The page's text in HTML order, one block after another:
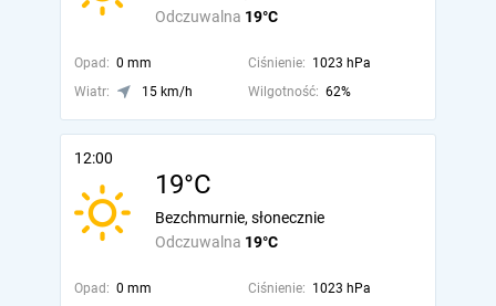
Odczuwalna 19°C
Opad: 0 mm Ciśnienie: 1023 hPa
Wiatr:
15 km/h Wilgotność: 62%
12:00
19°C
Odczuwalna 19°C
Bezchmurnie, słonecznie
Opad: 0 mm Ciśnienie: 1023 hPa